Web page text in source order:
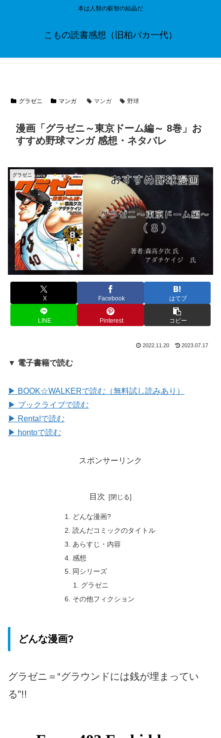
本は人類の叡智の結晶だ
こもの読書感想（旧柏バカ一代）
グラゼニ マンガ マンガ 野球
漫画「グラゼニ～東京ドーム編～ 8巻」お
すすめ野球マンガ 感想・ネタバレ
グラゼニ
X Facebook はてブ
LINE Pinterest コピー
2022.11.20 2023.07.17
▼ 電子書籍で読む
▶ BOOK☆WALKERで読む（無料試し読みあり）
▶ ブックライブで読む
▶ Renta!で読む
▶ hontoで読む
スポンサーリンク
目次
どんな漫画?
読んだコミックのタイトル
あらすじ・内容
感想
同シリーズ
グラゼニ
その他フィクション
どんな漫画?
グラゼニ＝“グラウンドには銭が埋まってい
る”!!